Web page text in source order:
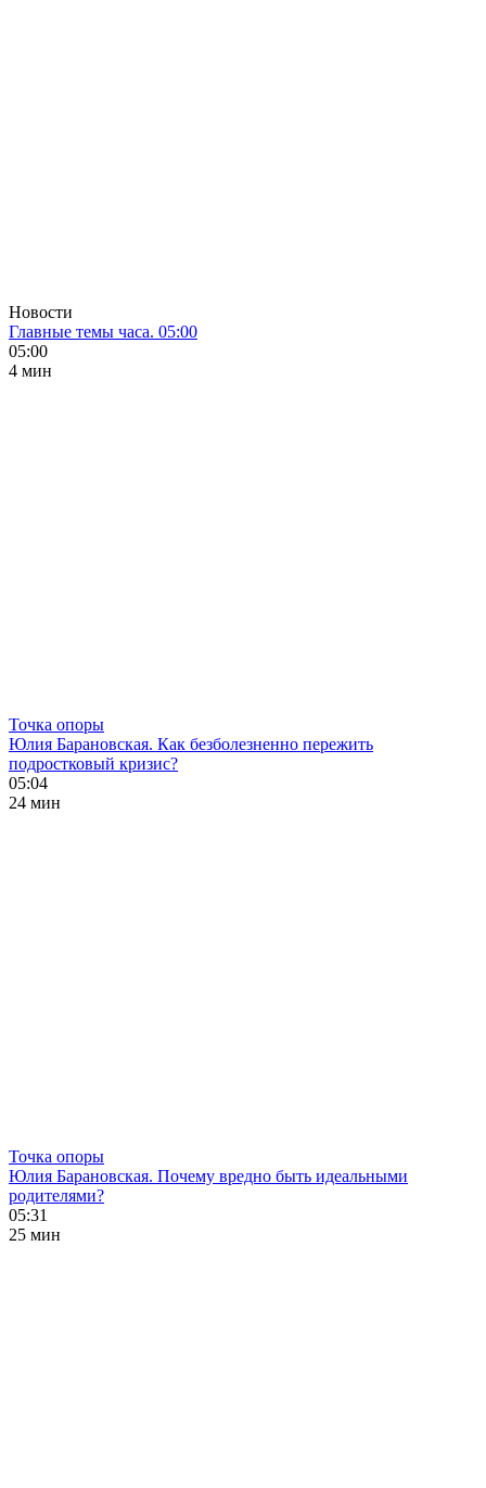
Новости
Главные темы часа. 05:00
05:00
4 мин
Точка опоры
Юлия Барановская. Как безболезненно пережить
подростковый кризис?
05:04
24 мин
Точка опоры
Юлия Барановская. Почему вредно быть идеальными
родителями?
05:31
25 мин